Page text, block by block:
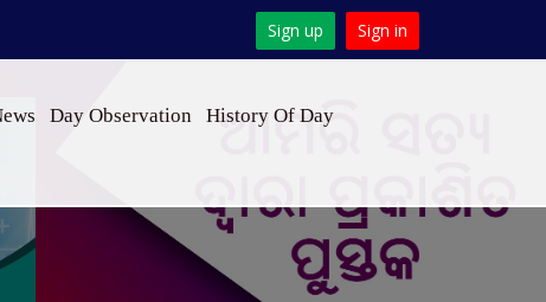
Sign up Sign in
Day Observation History Of Day